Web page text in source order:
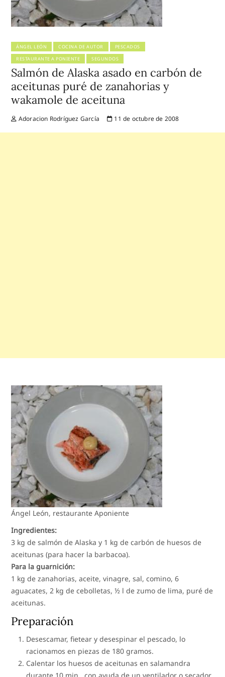
ÁNGEL LEÓN COCINA DE AUTOR
PESCADOS
RESTAURANTE A PONIENTE
SEGUNDOS
Salmón de Alaska asado en carbón de
aceitunas puré de zanahorias y
wakamole de aceituna
Adoracion Rodríguez García 11 de octubre de 2008
Ángel León, restaurante Aponiente
Ingredientes:
3 kg de salmón de Alaska y 1 kg de carbón de huesos de
aceitunas (para hacer la barbacoa).
Para la guarnición:
1 kg de zanahorias, aceite, vinagre, sal, comino, 6
aguacates, 2 kg de cebolletas, ½ l de zumo de lima, puré de
aceitunas.
Preparación
Desescamar, fietear y desespinar el pescado, lo
racionamos en piezas de 180 gramos.
Calentar los huesos de aceitunas en salamandra
durante 10 min., con ayuda de un ventilador o secador